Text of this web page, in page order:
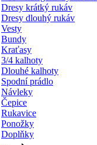
Dresy krátký rukáv
Dresy dlouhý rukáv
Vesty
Bundy
Kraťasy
3/4 kalhoty
Dlouhé kalhoty
Spodní prádlo
Návleky
Čepice
Rukavice
Ponožky
Doplňky